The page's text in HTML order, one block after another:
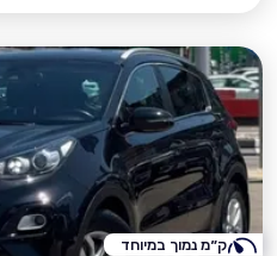
ק״מ נמוך במיוחד